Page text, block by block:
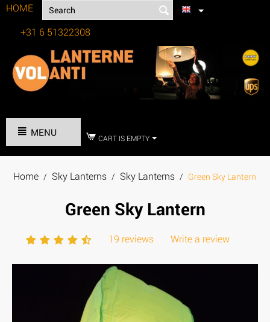
HOME
+31 6 51322308
MENU CART IS EMPTY
Home / Sky Lanterns / Sky Lanterns / Green Sky Lantern
Green Sky Lantern
19 reviews Write a review